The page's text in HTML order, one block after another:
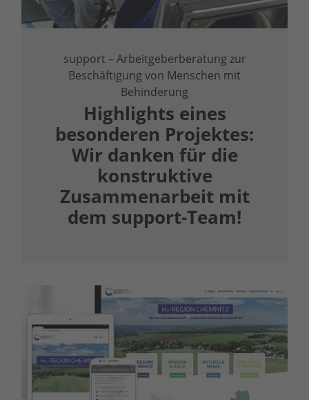
support – Arbeitgeberberatung zur
Beschäftigung von Menschen mit
Behinderung
Highlights eines
besonderen Projektes:
Wir danken für die
konstruktive
Zusammenarbeit mit
dem support-Team!